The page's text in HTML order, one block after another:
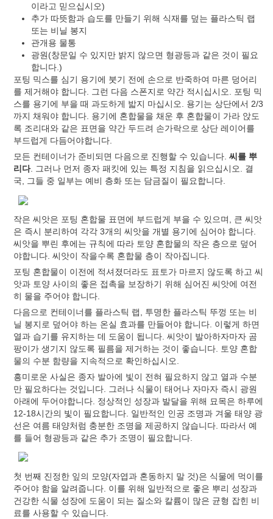
이라고 믿으십시오)
추가 따뜻함과 습도를 만들기 위해 식재를 덮는 플라스틱 랩
또는 비닐 봉지
관개용 물통
광원(창문일 수 있지만 밝지 않으면 형광등과 같은 것이 필요
합니다.)
포팅 믹스를 심기 용기에 붓기 전에 손으로 반죽하여 마른 덩어리
를 제거해야 합니다. 그런 다음 스폰지로 약간 적시십시오. 포팅 믹
스를 용기에 부을 때 과도하게 밟지 마십시오. 용기는 상단에서 2/3
까지 채워야 합니다. 용기에 혼합물을 채운 후 혼합물이 가라 앉도
록 조리대와 같은 표면을 약간 두드려 손가락으로 상단 레이어를
부드럽게 다듬어야합니다.
모든 컨테이너가 준비되면 다음으로 진행할 수 있습니다. 씨를 뿌
리다. 그러나 먼저 종자 패킷에 있는 특정 지침을 읽으십시오. 결
국, 그들 중 일부는 예비 층화 또는 담금질이 필요합니다.
작은 씨앗은 포팅 혼합물 표면에 부드럽게 부을 수 있으며, 큰 씨앗
은 즉시 분리하여 각각 3개의 씨앗을 개별 용기에 심어야 합니다.
씨앗을 뿌린 후에는 규칙에 따라 토양 혼합물의 작은 층으로 덮어
야합니다. 씨앗이 작을수록 혼합물 층이 작아집니다.
포팅 혼합물이 이전에 적셔졌더라도 표토가 마르지 않도록 하고 씨
앗과 토양 사이의 좋은 접촉을 보장하기 위해 심어진 씨앗에 여전
히 물을 주어야 합니다.
다음으로 컨테이너를 플라스틱 랩, 투명한 플라스틱 뚜껑 또는 비
닐 봉지로 덮어야 하는 온실 효과를 만들어야 합니다. 이렇게 하면
열과 습기를 유지하는 데 도움이 됩니다. 씨앗이 발아하자마자 곰
팡이가 생기지 않도록 필름을 제거하는 것이 좋습니다. 토양 혼합
물의 수분 함량을 지속적으로 확인하십시오.
흥미로운 사실은 종자 발아에 빛이 전혀 필요하지 않고 열과 수분
만 필요하다는 것입니다. 그러나 식물이 태어나 자마자 즉시 광원
아래에 두어야합니다. 정상적인 성장과 발달을 위해 묘목은 하루에
12-18시간의 빛이 필요합니다. 일반적인 인공 조명과 겨울 태양 광
선은 여름 태양처럼 충분한 조명을 제공하지 않습니다. 따라서 예
를 들어 형광등과 같은 추가 조명이 필요합니다.
첫 번째 진정한 잎의 모양(자엽과 혼동하지 말 것)은 식물에 먹이를
주어야 함을 알려줍니다. 이를 위해 일반적으로 좋은 뿌리 성장과
건강한 식물 성장에 도움이 되는 질소와 칼륨이 많은 균형 잡힌 비
료를 사용할 수 있습니다.